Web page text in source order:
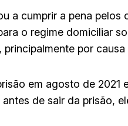
a cumprir a pena pelos
o regime domiciliar
principalmente por
em agosto de
de sair da prisão,